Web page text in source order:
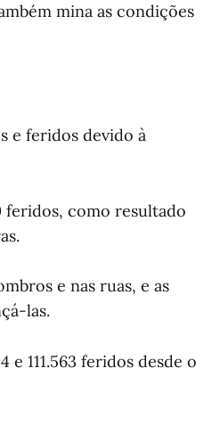
mina as condições
e feridos devido à
feridos, como resultado
e nas ruas, e as
las.
e 111.563 feridos desde o